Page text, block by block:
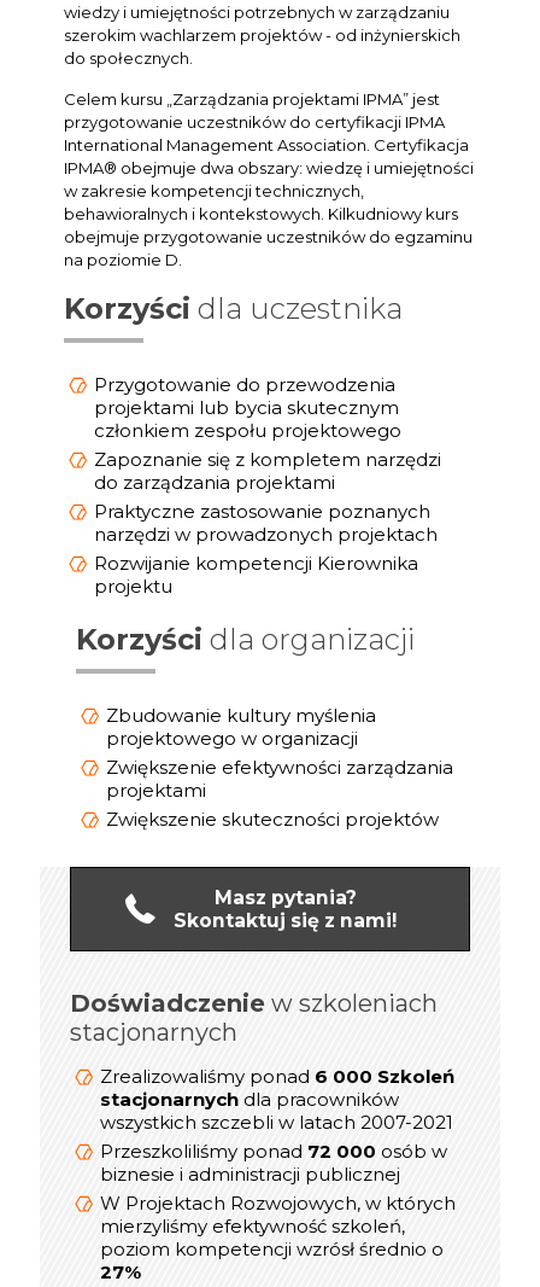
wiedzy i umiejętności potrzebnych w zarządzaniu
szerokim wachlarzem projektów - od inżynierskich
do społecznych.
Celem kursu „Zarządzania projektami IPMA” jest
przygotowanie uczestników do certyfikacji IPMA
International Management Association. Certyfikacja
IPMA® obejmuje dwa obszary: wiedzę i umiejętności
w zakresie kompetencji technicznych,
behawioralnych i kontekstowych. Kilkudniowy kurs
obejmuje przygotowanie uczestników do egzaminu
na poziomie D.
Korzyści dla uczestnika
Przygotowanie do przewodzenia
projektami lub bycia skutecznym
członkiem zespołu projektowego
Zapoznanie się z kompletem narzędzi
do zarządzania projektami
Praktyczne zastosowanie poznanych
narzędzi w prowadzonych projektach
Rozwijanie kompetencji Kierownika
projektu
Korzyści dla organizacji
Zbudowanie kultury myślenia
projektowego w organizacji
Zwiększenie efektywności zarządzania
projektami
Zwiększenie skuteczności projektów
Masz pytania?
Skontaktuj się z nami!
Doświadczenie w szkoleniach
stacjonarnych
Zrealizowaliśmy ponad 6 000 Szkoleń
stacjonarnych dla pracowników
wszystkich szczebli w latach 2007-2021
Przeszkoliliśmy ponad 72 000 osób w
biznesie i administracji publicznej
W Projektach Rozwojowych, w których
mierzyliśmy efektywność szkoleń,
poziom kompetencji wzrósł średnio o
27%
Doświadczenie
online
Zrealizowaliśmy ponad
1 200 Szkoleń
online/Webinarów
dla kadry
Menedżerskiej w latach 2019-2021
Przeszkoliliśmy ponad
800
prezesów,
dyrektorów, menedżerów i
kierowników
W Projektach Rozwojowych, w których
mierzyliśmy efektywność szkoleń,
poziom kompetencji wzrósł średnio o